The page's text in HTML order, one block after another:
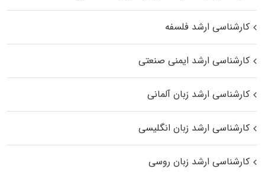
کارشناسی ارشد فلسفه
کارشناسی ارشد ایمنی صنعتی
کارشناسی ارشد زبان آلمانی
کارشناسی ارشد زبان انگلیسی
کارشناسی ارشد زبان روسی